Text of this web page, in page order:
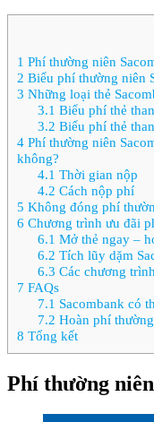
1 Phí thường niên
2 Biểu phí thường niên
3 Những loại thẻ
3.1 Biểu phí thẻ
3.2 Biểu phí thẻ
4 Phí thường niên
không?
4.1 Thời gian nộp
4.2 Cách nộp phí
5 Không đóng phí
6 Chương trình ưu đãi
6.1 Mở thẻ ngay –
6.2 Tích lũy dặm
6.3 Các chương
7 FAQs
7.1 Sacombank có
7.2 Hoàn phí
8 Tổng kết
Phí thường